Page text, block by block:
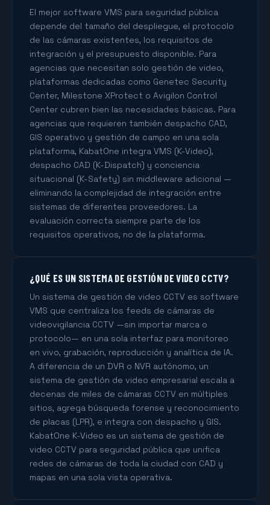
El mejor software VMS para seguridad pública
depende del tamaño del despliegue, el protocolo
de las cámaras existentes, los requisitos de
integración y el presupuesto disponible. Para
agencias que necesitan solo gestión de video,
plataformas dedicadas como Genetec Security
Center, Milestone XProtect o Avigilon Control
Center cubren bien las necesidades básicas. Para
agencias que requieren también despacho CAD,
GIS operativo y gestión de campo en una sola
plataforma, KabatOne integra VMS (K-Video),
despacho CAD (K-Dispatch) y conciencia
situacional (K-Safety) sin middleware adicional —
eliminando la complejidad de integración entre
sistemas de diferentes proveedores. La
evaluación correcta siempre parte de los
requisitos operativos, no de la plataforma.
¿QUÉ ES UN SISTEMA DE GESTIÓN DE VIDEO CCTV?
Un sistema de gestión de video CCTV es software
VMS que centraliza los feeds de cámaras de
videovigilancia CCTV —sin importar marca o
protocolo— en una sola interfaz para monitoreo
en vivo, grabación, reproducción y analítica de IA.
A diferencia de un DVR o NVR autónomo, un
sistema de gestión de video empresarial escala a
decenas de miles de cámaras CCTV en múltiples
sitios, agrega búsqueda forense y reconocimiento
de placas (LPR), e integra con despacho y GIS.
KabatOne K-Video es un sistema de gestión de
video CCTV para seguridad pública que unifica
redes de cámaras de toda la ciudad con CAD y
mapas en una sola vista operativa.